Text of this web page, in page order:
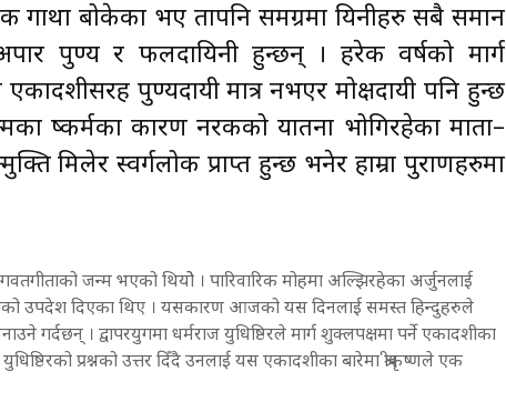
बोकेका भए तापनि समग्रमा यिनीहरु सबै समान
पुण्य र फलदायिनी हुन्छन् । हरेक वर्षको मार्ग
पुण्यदायी मात्र नभएर मोक्षदायी पनि हुन्छ
दुष्कर्मका कारण नरकको यातना भोगिरहेका माता–
मिलेर स्वर्गलोक प्राप्त हुन्छ भनेर हाम्रा पुराणहरुमा
जन्म भएको थियोे । पारिवारिक मोहमा अल्झिरहेका अर्जुनलाई
उपदेश दिएका थिए । यसकारण आजको यस दिनलाई समस्त हिन्दुहरुले
गर्दछन् । द्वापरयुगमा धर्मराज युधिष्ठिरले मार्ग शुक्लपक्षमा पर्ने एकादशीका
युधिष्ठिरको प्रश्नको उत्तर दिँदै उनलाई यस एकादशीका बारेमा श्रीकृष्णले एक